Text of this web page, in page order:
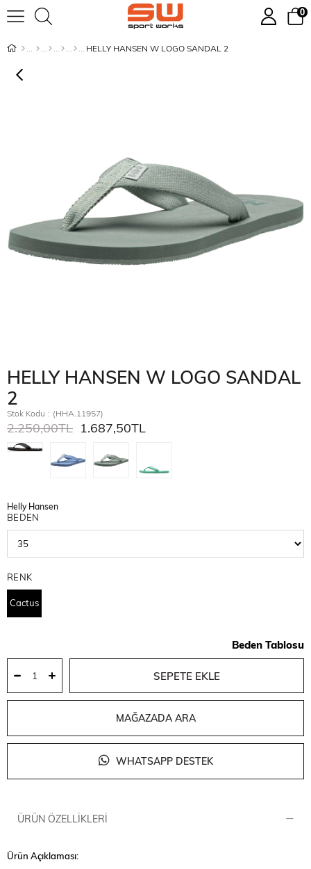
0
HELLY HANSEN W LOGO SANDAL 2
HELLY HANSEN W LOGO SANDAL
2
Stok Kodu (HHA.11957)
2.250,00TL 1.687,50TL
Helly Hansen
BEDEN
RENK
Cactus
Beden Tablosu
MAĞAZADA ARA
WHATSAPP DESTEK
ÜRÜN ÖZELLIKLERI
Ürün Açıklaması: